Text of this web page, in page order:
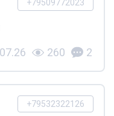
+79509772023
260 2
+79532322126